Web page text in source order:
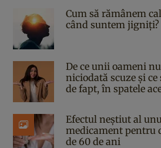
Cum să rămânem
când suntem jigniți?
De ce unii oameni
niciodată scuze și
de fapt, în spatele
Efectul neștiut al
medicament pentru
de 60 de ani